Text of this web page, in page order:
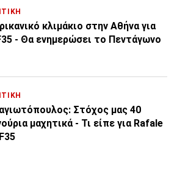
κλιμάκιο στην Αθήνα για
- Θα ενημερώσει το Πεντάγωνο
Στόχος μας 40
μαχητικά - Τι είπε για Rafale